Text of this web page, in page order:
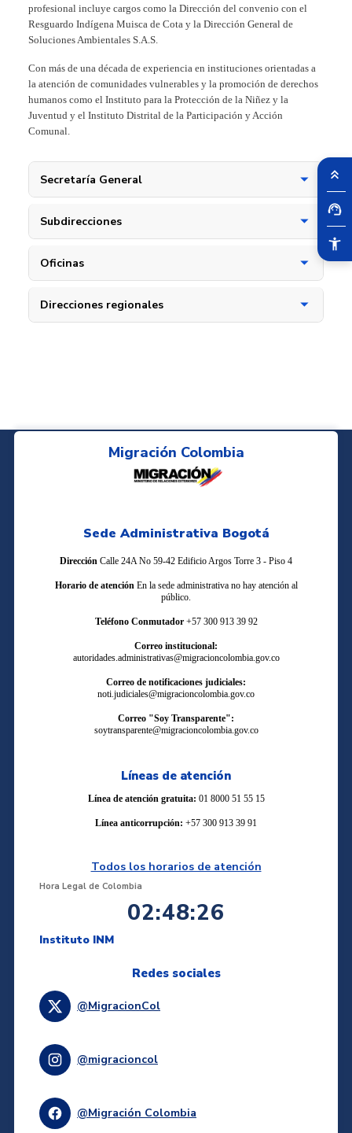
profesional incluye cargos como la Dirección del convenio con el
Resguardo Indígena Muisca de Cota y la Dirección General de
Soluciones Ambientales S.A.S.
Con más de una década de experiencia en instituciones orientadas a
la atención de comunidades vulnerables y la promoción de derechos
humanos como el Instituto para la Protección de la Niñez y la
Juventud y el Instituto Distrital de la Participación y Acción
Comunal.
Secretaría General
Subdirecciones
Oficinas
Direcciones regionales
Migración Colombia
Sede Administrativa Bogotá
Dirección Calle 24A No 59-42 Edificio Argos Torre 3 - Piso 4
Horario de atención En la sede administrativa no hay atención al
público.
Teléfono Conmutador +57 300 913 39 92
Correo institucional:
autoridades.administrativas@migracioncolombia.gov.co
Correo de notificaciones judiciales:
noti.judiciales@migracioncolombia.gov.co
Correo "Soy Transparente":
soytransparente@migracioncolombia.gov.co
Líneas de atención
Línea de atención gratuita: 01 8000 51 55 15
Línea anticorrupción: +57 300 913 39 91
Todos los horarios de atención
Hora Legal de Colombia
02:48:26
Instituto INM
Redes sociales
@MigracionCol
@migracioncol
@Migración Colombia